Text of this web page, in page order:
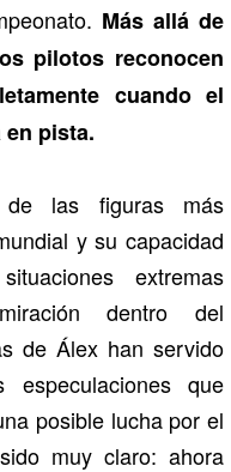
Más allá de
pilotos reconocen
cuando el
pista.
de las figuras más
y su capacidad
extremas
dentro del
de Álex han servido
especulaciones que
posible lucha por el
muy claro: ahora